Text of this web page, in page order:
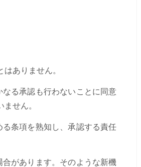
ありません。
る承認も行わないことに同意
せん。
条項を熟知し、承認する責任
があります。そのような新機